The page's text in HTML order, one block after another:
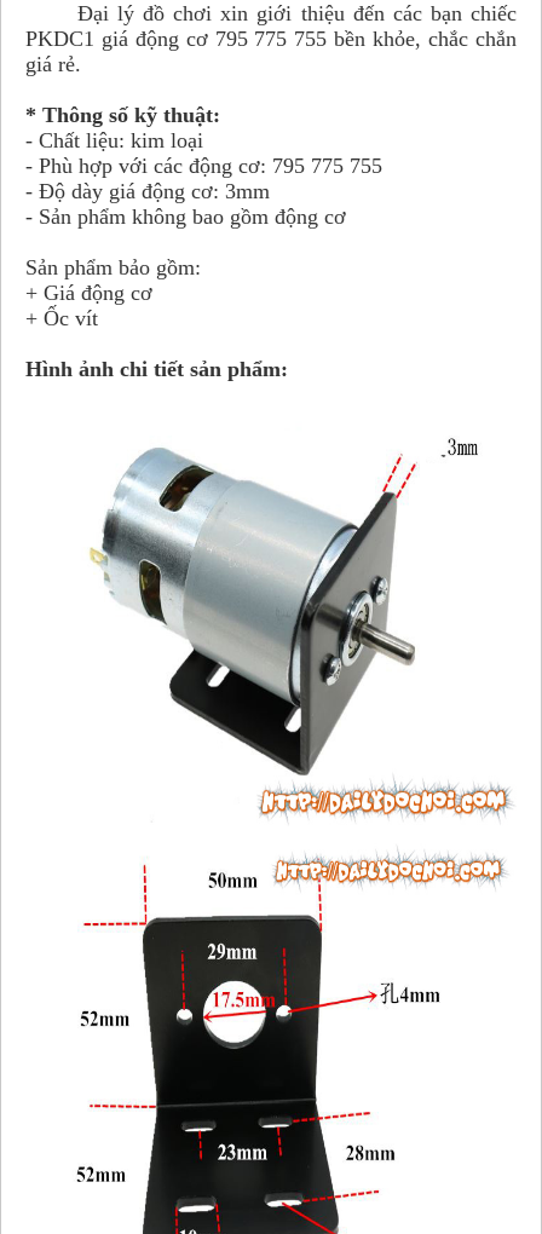
Đại lý đồ chơi xin giới thiệu đến các bạn chiếc
PKDC1 giá động cơ 795 775 755 bền khỏe, chắc chắn
giá rẻ.
* Thông số kỹ thuật:
- Chất liệu: kim loại
- Phù hợp với các động cơ: 795 775 755
- Độ dày giá động cơ: 3mm
- Sản phẩm không bao gồm động cơ
Sản phẩm bảo gồm:
+ Giá động cơ
+ Ốc vít
Hình ảnh chi tiết sản phẩm: